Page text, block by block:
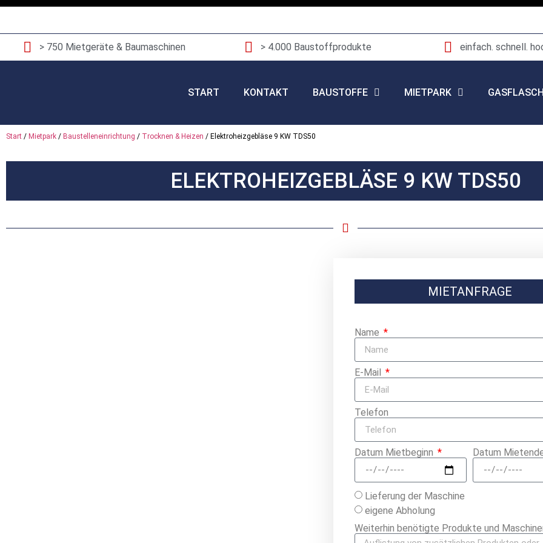
> 750 Mietgeräte & Baumaschinen > 4.000 Baustoffprodukte einfach. schnell.
START KONTAKT BAUSTOFFE MIETPARK
Start / Mietpark / Baustelleneinrichtung / Trocknen & Heizen / Elektroheizgebläse 9 KW TDS50
ELEKTROHEIZGEBLÄSE 9 KW TDS50
MIETANFRAGE
Name
E-Mail
Telefon
Datum Mietbeginn Datum
Lieferung der Maschine
eigene Abholung
Weiterhin benötigte Produkte und